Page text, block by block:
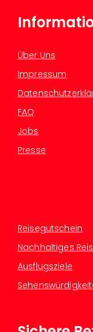
Über Uns
Impressum
FAQ
Jobs
Presse
Reisegutschein
Nachhaltiges
Ausflugsziele